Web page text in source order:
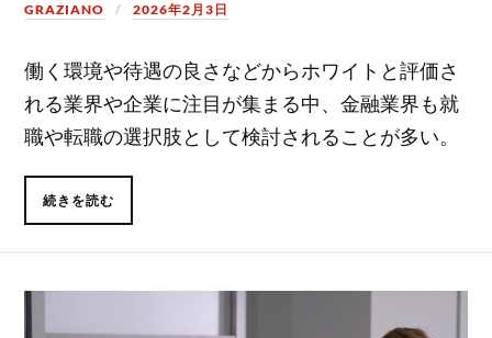
GRAZIANO 2026年2月3日
働く環境や待遇の良さなどからホワイトと評価さ
れる業界や企業に注目が集まる中、金融業界も就
職や転職の選択肢として検討されることが多い。
続きを読む